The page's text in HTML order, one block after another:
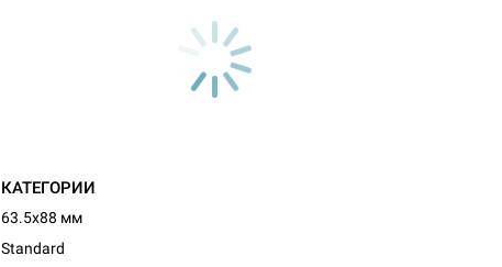
КАТЕГОРИИ
63.5x88 мм
Standard